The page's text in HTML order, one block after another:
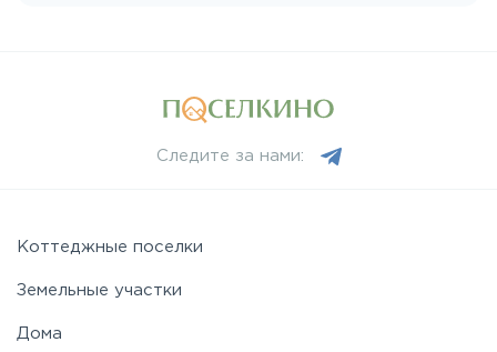
Новорижское
Следите за нами:
Коттеджные поселки
Земельные участки
Дома